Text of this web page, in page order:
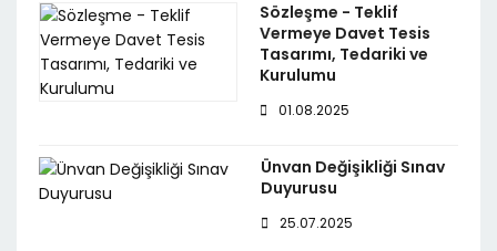
Sözleşme - Teklif
Vermeye Davet Tesis
Tasarımı, Tedariki ve
Kurulumu
01.08.2025
Ünvan Değişikliği Sınav
Duyurusu
25.07.2025